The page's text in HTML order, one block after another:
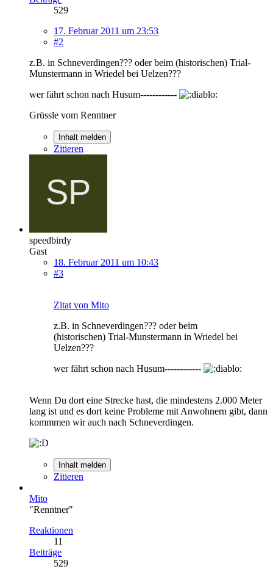
529
17. Februar 2011 um 23:53
#2
z.B. in Schneverdingen??? oder beim (historischen) Trial-
Munstermann in Wriedel bei Uelzen???
wer fährt schon nach Husum------------
Grüssle vom Renntner
Inhalt melden
Zitieren
speedbirdy
Gast
18. Februar 2011 um 10:43
#3
Zitat von Mito
z.B. in Schneverdingen??? oder beim
(historischen) Trial-Munstermann in Wriedel bei
Uelzen???
wer fährt schon nach Husum------------
Wenn Du dort eine Strecke hast, die mindestens 2.000 Meter
lang ist und es dort keine Probleme mit Anwohnern gibt, dann
kommmen wir auch nach Schneverdingen.
Inhalt melden
Zitieren
Mito
"Renntner"
Reaktionen
11
Beiträge
529